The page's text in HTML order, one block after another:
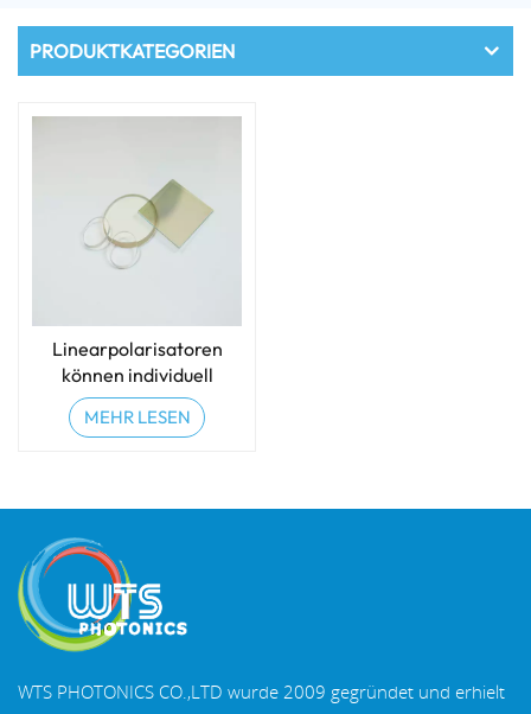
PRODUKTKATEGORIEN
Linearpolarisatoren
können individuell
angepasst werden
MEHR LESEN
WTS PHOTONICS CO.,LTD wurde 2009 gegründet und erhielt